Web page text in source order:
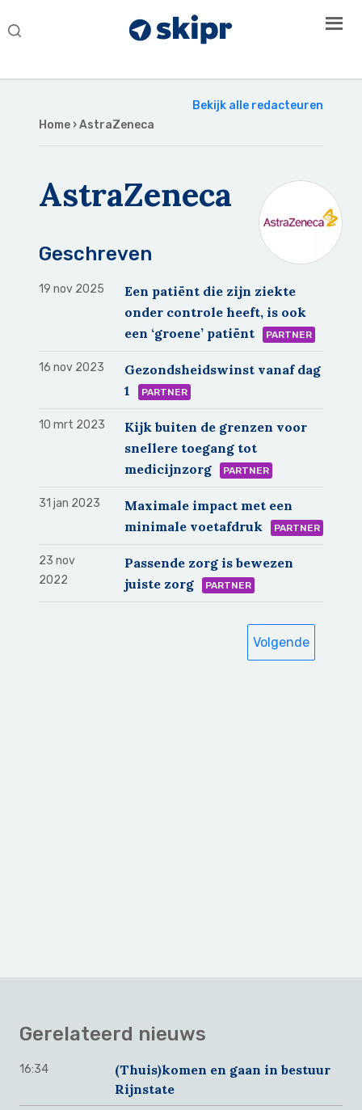
Search
Bekijk alle redacteuren
Home › AstraZeneca
AstraZeneca
Geschreven
19 nov 2025
Een patiënt die zijn ziekte
onder controle heeft, is ook
een ‘groene’ patiënt
PARTNER
16 nov 2023
Gezondsheidswinst vanaf dag
1
PARTNER
10 mrt 2023
Kijk buiten de grenzen voor
snellere toegang tot
medicijnzorg
PARTNER
31 jan 2023
Maximale impact met een
minimale voetafdruk
PARTNER
23 nov
2022
Passende zorg is bewezen
juiste zorg
PARTNER
Volgende
Gerelateerd nieuws
16:34
(Thuis)komen en gaan in bestuur
Rijnstate